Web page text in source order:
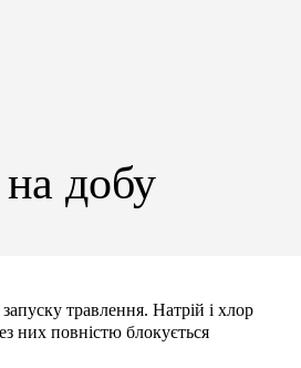
на добу
травлення. Натрій і хлор
них повністю блокується